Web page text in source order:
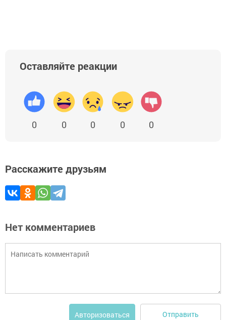
Оставляйте реакции
0 0 0 0 0
Расскажите друзьям
Нет комментариев
Авторизоваться Отправить